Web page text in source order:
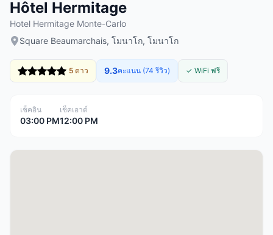
Hôtel Hermitage
Hotel Hermitage Monte-Carlo
Square Beaumarchais, โมนาโก, โมนาโก
5 ดาว 9.3คะแนน (74 รีวิว) ✓ WiFi ฟรี
เช็คอิน
03:00 PM
เช็คเอาต์
12:00 PM